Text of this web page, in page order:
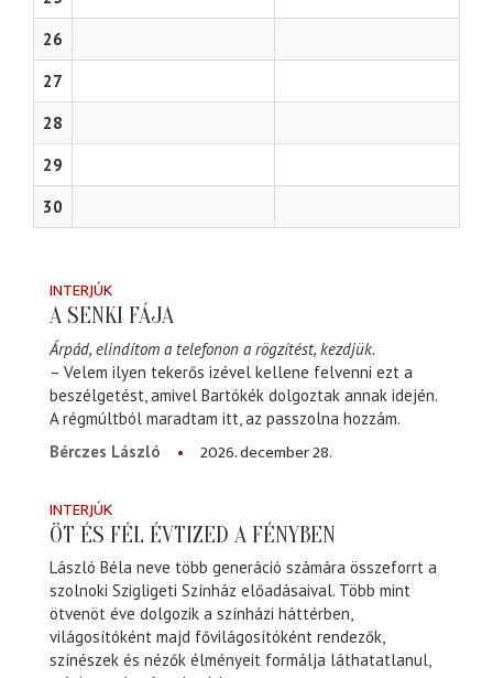
26
27
28
29
30
INTERJÚK
A SENKI FÁJA
Árpád, elindítom a telefonon a rögzítést, kezdjük.
– Velem ilyen tekerős izével kellene felvenni ezt a
beszélgetést, amivel Bartókék dolgoztak annak idején.
A régmúltból maradtam itt, az passzolna hozzám.
Bérczes László
2026. december 28.
INTERJÚK
ÖT ÉS FÉL ÉVTIZED A FÉNYBEN
László Béla neve több generáció számára összeforrt a
szolnoki Szigligeti Színház előadásaival. Több mint
ötvenöt éve dolgozik a színházi háttérben,
világosítóként majd fővilágosítóként rendezők,
színészek és nézők élményeit formálja láthatatlanul,